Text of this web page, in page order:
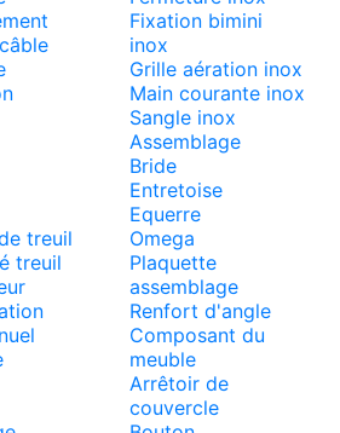
treuil
treuil
Fixation bimini
inox
Grille aération inox
Main courante inox
Sangle inox
Assemblage
Bride
Entretoise
Equerre
Omega
Plaquette
assemblage
Renfort d'angle
Composant du
meuble
Arrêtoir de
couvercle